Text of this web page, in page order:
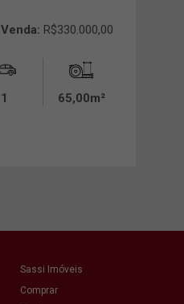
Venda: R$330.000,00
1 65,00m²
Sassi Imóveis
Comprar